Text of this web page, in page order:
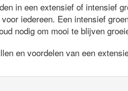
in een extensief of intensief
iedereen. Een intensief
nodig om mooi te blijven
en voordelen van een